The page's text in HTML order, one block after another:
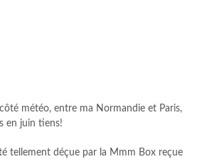
météo, entre ma Normandie et Paris,
en juin tiens!
tellement déçue par la Mmm Box reçue